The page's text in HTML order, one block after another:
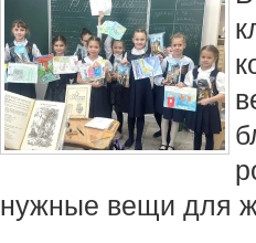
нужные вещи для